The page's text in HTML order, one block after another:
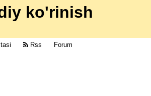
ko'rinish
Rss
Forum